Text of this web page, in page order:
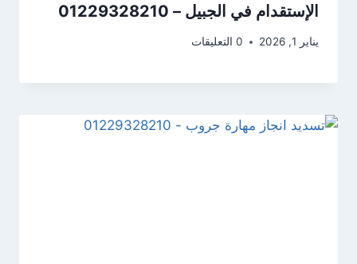
الإستقدام في الجبيل – 01229328210
يناير 1, 2026 0 التعليقات